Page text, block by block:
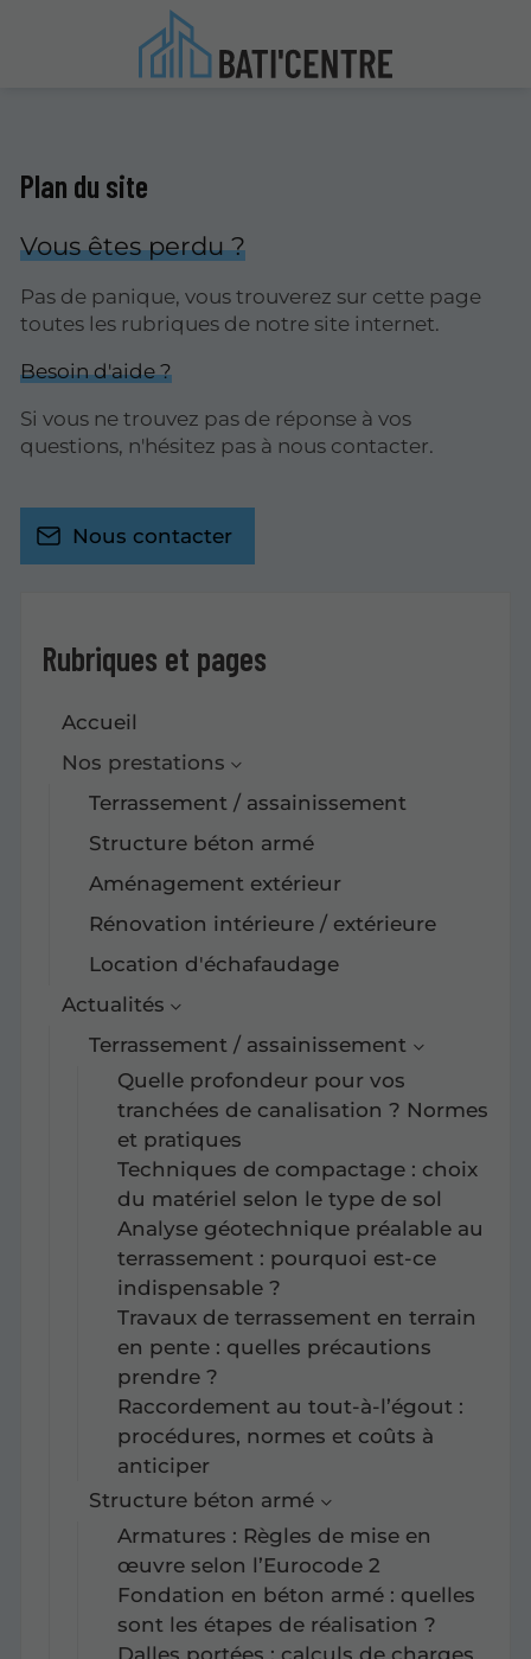
Plan du site
Vous êtes perdu ?
Pas de panique, vous trouverez sur cette page
toutes les rubriques de notre site internet.​​
Besoin d'aide ?
Si vous ne trouvez pas de réponse à vos
questions, n'hésitez pas à nous contacter.
Nous contacter
Rubriques et pages
Accueil
Nos prestations
Terrassement / assainissement
Structure béton armé
Aménagement extérieur
Rénovation intérieure / extérieure
Location d'échafaudage
Actualités
Terrassement / assainissement
Quelle profondeur pour vos
tranchées de canalisation ? Normes
et pratiques
Techniques de compactage : choix
du matériel selon le type de sol
Analyse géotechnique préalable au
terrassement : pourquoi est-ce
indispensable ?
Travaux de terrassement en terrain
en pente : quelles précautions
prendre ?
Raccordement au tout-à-l’égout :
procédures, normes et coûts à
anticiper
Structure béton armé
Armatures : Règles de mise en
œuvre selon l’Eurocode 2
Fondation en béton armé : quelles
sont les étapes de réalisation ?
Dalles portées : calculs de charges